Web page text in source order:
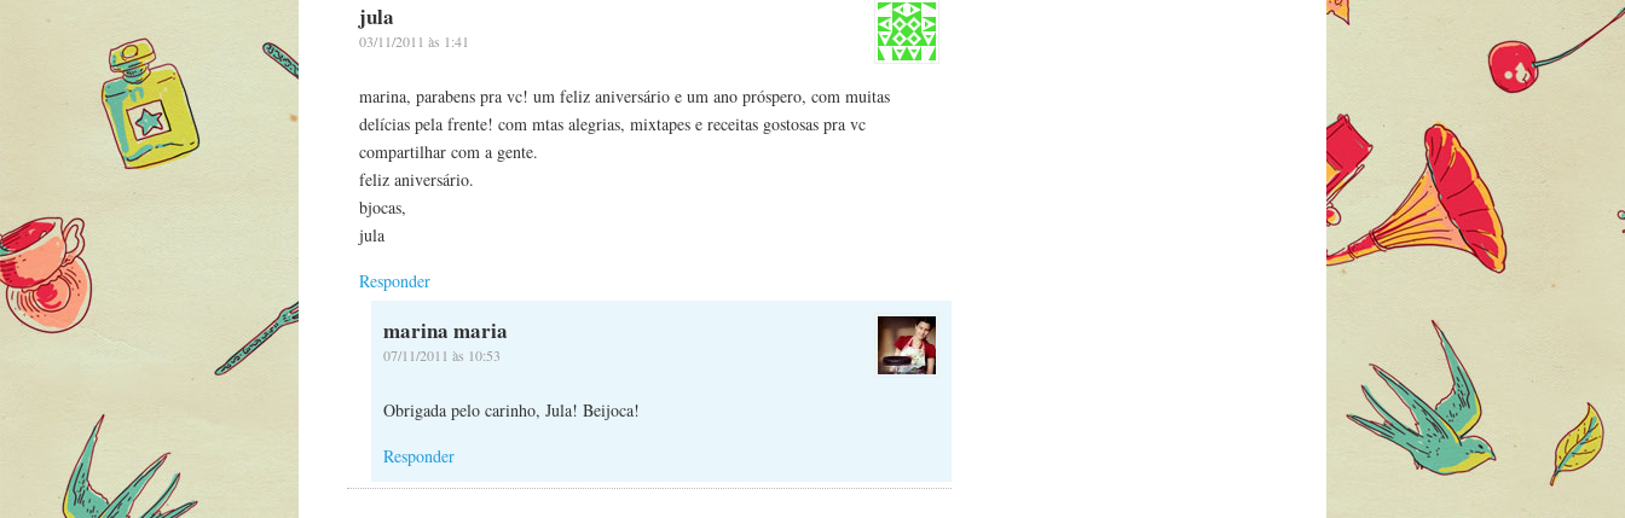
jula
03/11/2011 às 1:41
marina, parabens pra vc! um feliz aniversário e um ano próspero, com muitas
delícias pela frente! com mtas alegrias, mixtapes e receitas gostosas pra vc
compartilhar com a gente.
feliz aniversário.
bjocas,
jula
Responder
marina maria
07/11/2011 às 10:53
Obrigada pelo carinho, Jula! Beijoca!
Responder